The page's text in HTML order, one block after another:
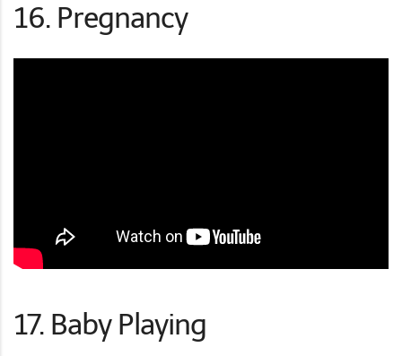
16. Pregnancy
17. Baby Playing